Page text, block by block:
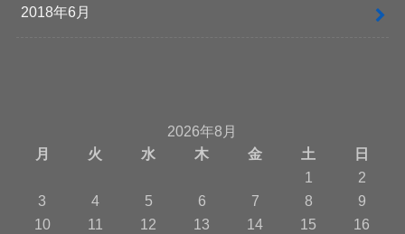
2018年6月
2026年8月
月
火 水 木 金 土
日
1
2
3
4 5 6 7 8
9
10
11 12 13 14 15 16